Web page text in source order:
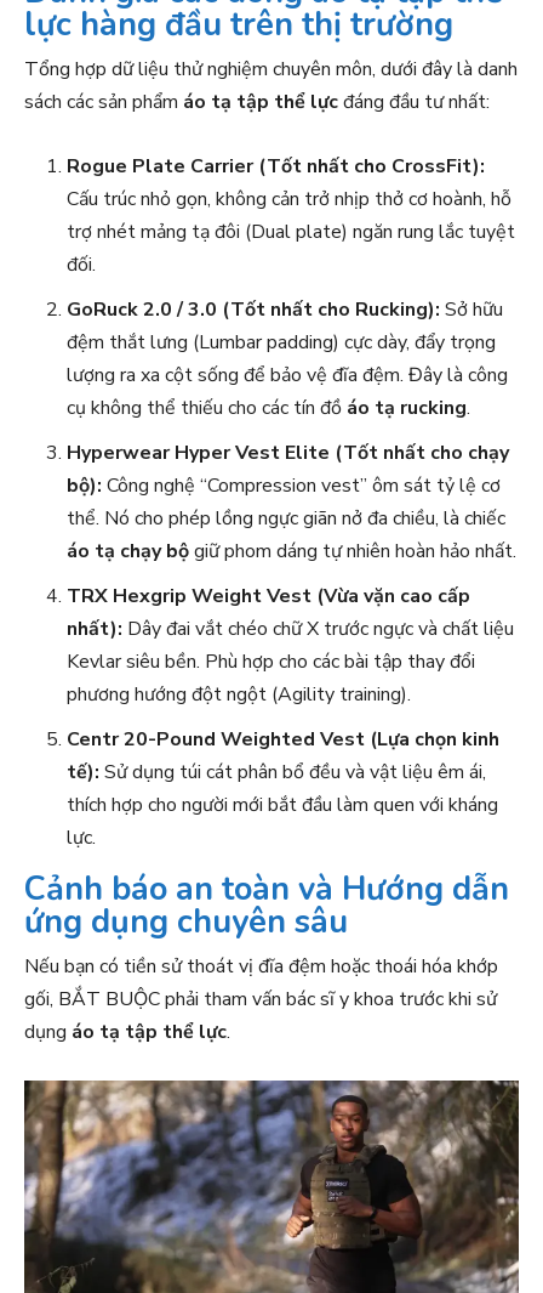
lực hàng đầu trên thị trường
Tổng hợp dữ liệu thử nghiệm chuyên môn, dưới đây là danh
sách các sản phẩm áo tạ tập thể lựcđáng đầu tư nhất:
Rogue Plate Carrier (Tốt nhất cho CrossFit):
Cấu trúc nhỏ gọn, không cản trở nhịp thở cơ hoành, hỗ
trợ nhét mảng tạ đôi (Dual plate) ngăn rung lắc tuyệt
đối.
GoRuck 2.0 / 3.0 (Tốt nhất cho Rucking): Sở hữu
đệm thắt lưng (Lumbar padding) cực dày, đẩy trọng
lượng ra xa cột sống để bảo vệ đĩa đệm. Đây là công
cụ không thể thiếu cho các tín đồ áo tạ rucking.
Hyperwear Hyper Vest Elite (Tốt nhất cho chạy
bộ): Công nghệ “Compression vest” ôm sát tỷ lệ cơ
thể. Nó cho phép lồng ngực giãn nở đa chiều, là chiếc
áo tạ chạy bộgiữ phom dáng tự nhiên hoàn hảo nhất.
TRX Hexgrip Weight Vest (Vừa vặn cao cấp
nhất): Dây đai vắt chéo chữ X trước ngực và chất liệu
Kevlar siêu bền. Phù hợp cho các bài tập thay đổi
phương hướng đột ngột (Agility training).
Centr 20-Pound Weighted Vest (Lựa chọn kinh
tế): Sử dụng túi cát phân bổ đều và vật liệu êm ái,
thích hợp cho người mới bắt đầu làm quen với kháng
lực.
Cảnh báo an toàn và Hướng dẫn
ứng dụng chuyên sâu
Nếu bạn có tiền sử thoát vị đĩa đệm hoặc thoái hóa khớp
gối, BẮT BUỘC phải tham vấn bác sĩ y khoa trước khi sử
dụng áo tạ tập thể lực.